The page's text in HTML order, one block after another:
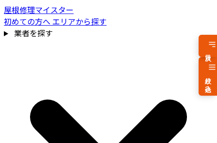
屋根修理マイスター
初めての方へ エリアから探す
業者を探す
費用相場を見る
絞り込み